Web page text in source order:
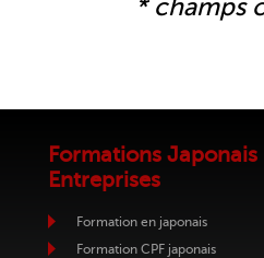
* champs
Formations Japonais
Entreprises
Formation en japonais
Formation CPF japonais